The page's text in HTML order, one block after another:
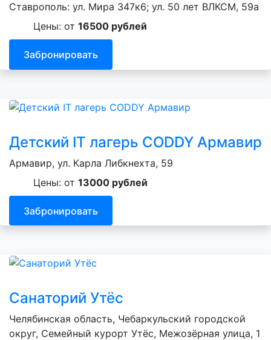
Ставрополь: ул. Мира 347к6; ул. 50 лет ВЛКСМ, 59а
Цены: от 16500 рублей
Забронировать
Детский IT лагерь CODDY Армавир
Армавир, ул. Карла Либкнехта, 59
Цены: от 13000 рублей
Забронировать
Санаторий Утёс
Челябинская область, Чебаркульский городской
округ, Семейный курорт Утёс, Межозёрная улица, 1